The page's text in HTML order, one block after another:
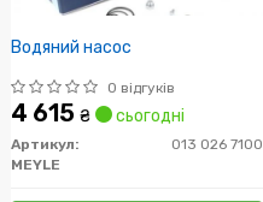
Водяний насос
0 відгуків
4 615 ₴ сьогодні
Артикул:
013 026 7100
MEYLE